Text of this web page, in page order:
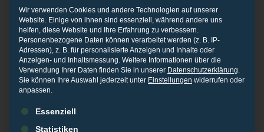
Reputation Check –
Was ist wichtig?
20. MAI 2016 BLOG
Reputation Check: Da qualmt es an allen Ecken und Enden,
Wir verwenden Cookies und andere Technologien auf unserer
Website. Einige von ihnen sind essenziell, während andere uns
helfen, diese Website und Ihre Erfahrung zu verbessern.
Personenbezogene Daten können verarbeitet werden (z. B. IP-
Adressen), z. B. für personalisierte Anzeigen und Inhalte oder
Anzeigen- und Inhaltsmessung. Weitere Informationen über die
Verwendung Ihrer Daten finden Sie in unserer Datenschutzerklärung.
Sie können Ihre Auswahl jederzeit unter Einstellungen widerrufen oder
anpassen.
Es folgt eine Liste der Service-Gruppen, für die eine
Essenziell
Statistiken